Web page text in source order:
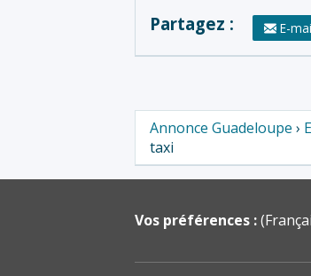
Partagez : E-
Annonce Guadeloupe ›
taxi
Vos préférences :